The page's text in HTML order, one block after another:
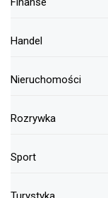
Handel
Nieruchomości
Rozrywka
Sport